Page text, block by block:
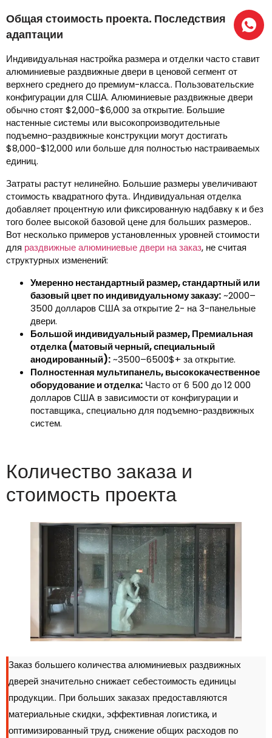
Общая стоимость проекта. Последствия
адаптации
Индивидуальная настройка размера и отделки часто ставит
алюминиевые раздвижные двери в ценовой сегмент от
верхнего среднего до премиум-класса.. Пользовательские
конфигурации для США. Алюминиевые раздвижные двери
обычно стоят $2,000-$6,000 за открытие. Большие
настенные системы или высокопроизводительные
подъемно-раздвижные конструкции могут достигать
$8,000-$12,000 или больше для полностью настраиваемых
единиц.
Затраты растут нелинейно. Большие размеры увеличивают
стоимость квадратного фута.. Индивидуальная отделка
добавляет процентную или фиксированную надбавку к и без
того более высокой базовой цене для больших размеров..
Вот несколько примеров установленных уровней стоимости
для раздвижные алюминиевые двери на заказ, не считая
структурных изменений:
Умеренно нестандартный размер, стандартный или
базовый цвет по индивидуальному заказу:~2000–
3500 долларов США за открытие 2- на 3-панельные
двери.
Большой индивидуальный размер, Премиальная
отделка (матовый черный, специальный
анодированный):~3500–6500$+ за открытие.
Полностенная мультипанель, высококачественное
оборудование и отделка: Часто от 6 500 до 12 000
долларов США в зависимости от конфигурации и
поставщика., специально для подъемно-раздвижных
систем.
Количество заказа и
стоимость проекта
Заказ большего количества алюминиевых раздвижных
дверей значительно снижает себестоимость единицы
продукции.. При больших заказах предоставляются
материальные скидки., эффективная логистика, и
оптимизированный труд, снижение общих расходов по